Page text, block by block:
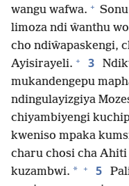
wangu wafwa. +
limoza ndi ŵanthu
cho ndiŵapaskengi,
Ayisirayeli. + 3
mukandengepu
ndingulayizgiya
chiyambiyengi
kweniso mpaka
charu chosi cha Ahiti
kuzambwi. * + 5